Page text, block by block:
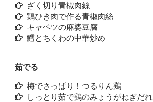
ざく切り青椒肉絲
鶏ひき肉で作る青椒肉絲
キャベツの麻婆豆腐
鱈とちくわの中華炒め
茹でる
梅でさっぱり！つるりん鶏
しっとり茹で鶏のみょうがねぎだれ